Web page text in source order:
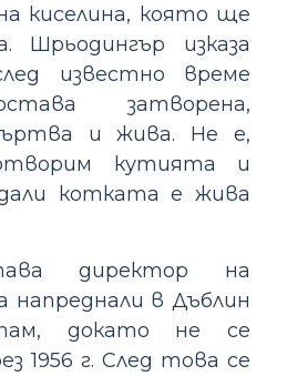
киселина, която ще
Шрьодингър изказа
известно време
затворена,
и жива. Не е,
кутията и
котката е жива
директор на
в Дъблин
докато не се
1956 г. След това се